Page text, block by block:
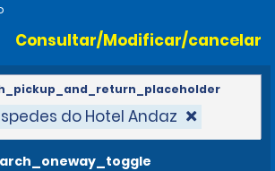
Consultar/Modificar/cancelar
do Hotel Andaz